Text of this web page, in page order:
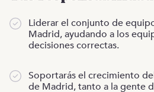
Liderar el conjunto de
Madrid, ayudando a los
decisiones correctas.
Soportarás el crecimiento
de Madrid, tanto a la gente